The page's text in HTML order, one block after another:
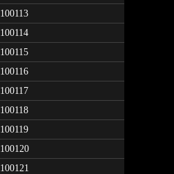
100113
100114
100115
100116
100117
100118
100119
100120
100121